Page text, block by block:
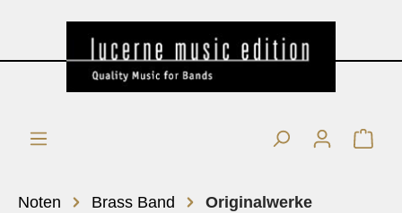
Noten Brass Band Originalwerke